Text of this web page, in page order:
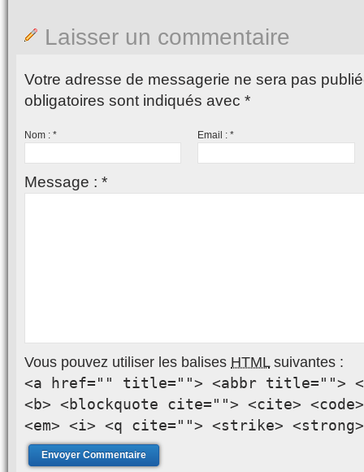
Laisser un commentaire
Votre adresse de messagerie ne sera pas
obligatoires sont indiqués avec *
Nom : * Email :*
Message : *
Vous pouvez utiliser les balises HTMLsuivantes :
<a href="" title=""> <abbr title="">
<b> <blockquote cite=""> <cite>
<em> <i> <q cite=""> <strike> <strong>